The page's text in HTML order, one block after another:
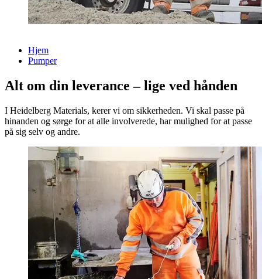
Hjem
Pumper
Alt om din leverance – lige ved hånden
I Heidelberg Materials, kerer vi om sikkerheden. Vi skal passe på
hinanden og sørge for at alle involverede, har mulighed for at passe
på sig selv og andre.